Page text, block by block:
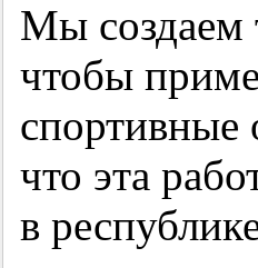
Мы создаем
чтобы
спортивные
что эта
в